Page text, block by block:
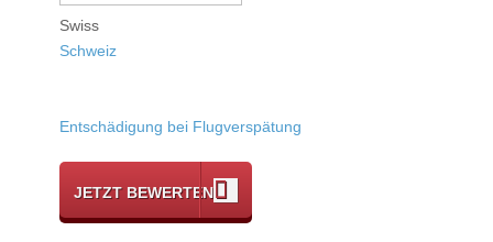
Swiss
Schweiz
Entschädigung bei Flugverspätung
JETZT BEWERTEN